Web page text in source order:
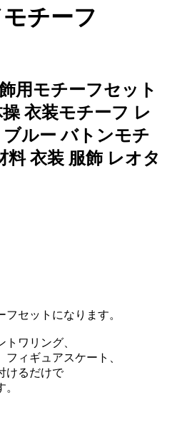
チーフ
用モチーフセット
衣装モチーフ レ
ルー バトンモチ
料 衣装 服飾 レオタ
セットになります。
ワリング、
ィギュアスケート、
けるだけで